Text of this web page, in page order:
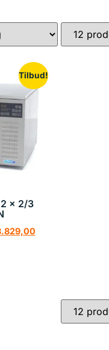
Tilbud!
x 2/3